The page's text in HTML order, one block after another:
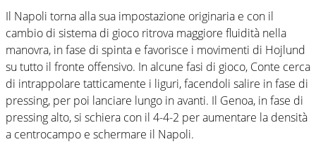
Il Napoli torna alla sua impostazione originaria e con il
cambio di sistema di gioco ritrova maggiore fluidità nella
manovra, in fase di spinta e favorisce i movimenti di Hojlund
su tutto il fronte offensivo. In alcune fasi di gioco, Conte cerca
di intrappolare tatticamente i liguri, facendoli salire in fase di
pressing, per poi lanciare lungo in avanti. Il Genoa, in fase di
pressing alto, si schiera con il 4-4-2 per aumentare la densità
a centrocampo e schermare il Napoli.